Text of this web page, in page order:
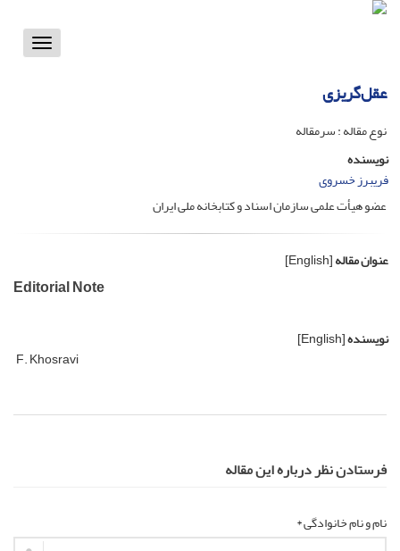
Toggle
عقل‌گریزی
نوع مقاله : سرمقاله
نویسنده
فریبرز خسروی
عضو هیأت علمی سازمان اسناد و کتابخانه ملی ایران
عنوان مقاله[English]
Editorial Note
نویسنده[English]
F. Khosravi
فرستادن نظر درباره این مقاله
نام و نام خانوادگی *